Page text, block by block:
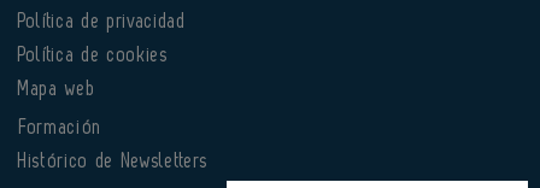
Política de privacidad
Política de cookies
Mapa web
Formación
Histórico de Newsletters